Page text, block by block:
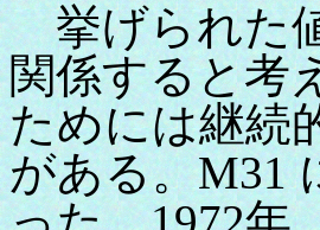
挙げられた
関係すると考
ためには継続
がある。M31